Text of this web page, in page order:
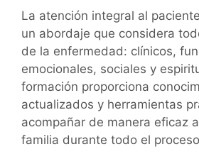
La atención integral al
un abordaje que considera
de la enfermedad: clínicos,
emocionales, sociales y
formación proporciona
actualizados y herramientas
acompañar de manera eficaz
familia durante todo el